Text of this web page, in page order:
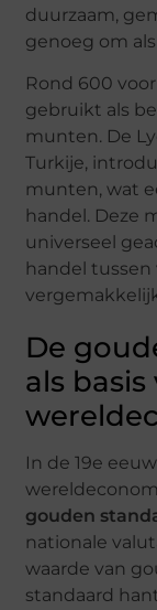
duurzaam,
genoeg om
Rond 600
gebruikt als
munten. De
Turkije,
munten, wat
handel. Deze
universeel
handel tussen
De
als basis
In de 19e
gouden
nationale
waarde van
standaard